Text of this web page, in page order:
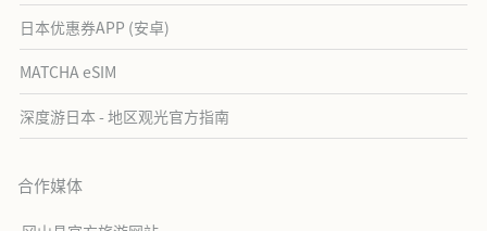
日本优惠券APP (安卓)
MATCHA eSIM
深度游日本 - 地区观光官方指南
合作媒体